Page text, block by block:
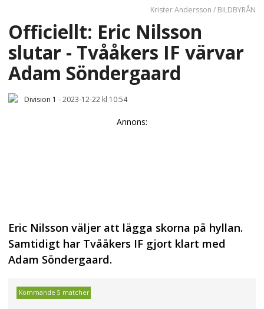
Krister Andersson / BILDBYRÅN
Officiellt: Eric Nilsson
slutar - Tvååkers IF värvar
Adam Söndergaard
Division 1 -2023-12-22 kl 10:54
Annons:
Eric Nilsson väljer att lägga skorna på hyllan.
Samtidigt har Tvååkers IF gjort klart med
Adam Söndergaard.
Kommande 5 matcher